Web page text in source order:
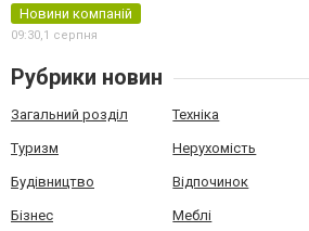
Новини компаній
09:30,1 серпня
Рубрики новин
Загальний розділ Техніка
Туризм Нерухомість
Будівництво Відпочинок
Бізнес Меблі